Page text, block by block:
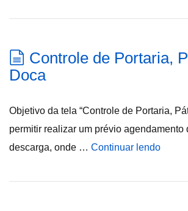
Controle de Portaria,
Doca
Objetivo da tela “Controle de Portaria,
permitir realizar um prévio agendamento
descarga, onde … Continuar lendo